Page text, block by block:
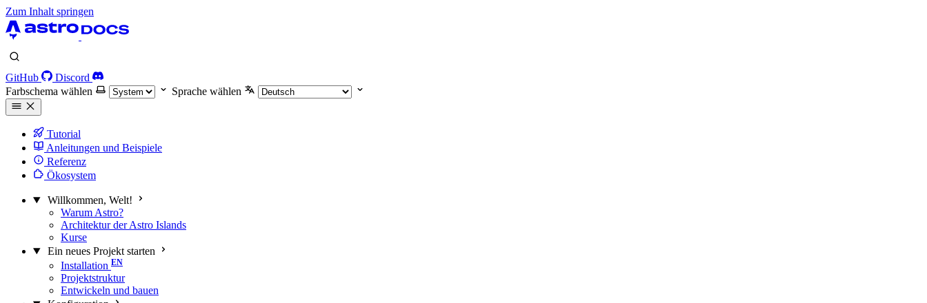
Zum Inhalt springen
GitHub
Discord
Farbschema wählen
Sprache wählen
Tutorial
Anleitungen und Beispiele
Referenz
Ökosystem
Willkommen, Welt!
Warum Astro?
Architektur der Astro Islands
Kurse
Ein neues Projekt starten
Installation
Projektstruktur
Entwickeln und bauen